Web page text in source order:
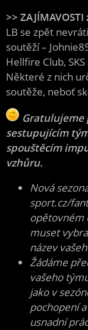
>> ZAJÍMAVOSTI
LB se zpět
soutěží –
Hellfire Club,
Některé z nich
soutěže, neboť
Gratulujeme
sestupujícím
spouštěcím
vzhůru.
Nová
sport.cz/
opětovném
muset
název
Žádáme
vašeho
jako v
pochopení
usnadní